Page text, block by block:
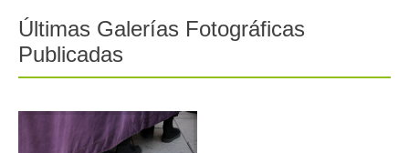
Últimas Galerías Fotográficas
Publicadas